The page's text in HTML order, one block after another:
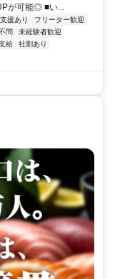
が可能◎ ■い...
援あり
フリーター歓迎
問
未経験者歓迎
給
社割あり